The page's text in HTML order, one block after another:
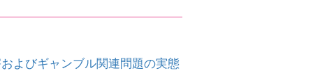
よびギャンブル関連問題の実態